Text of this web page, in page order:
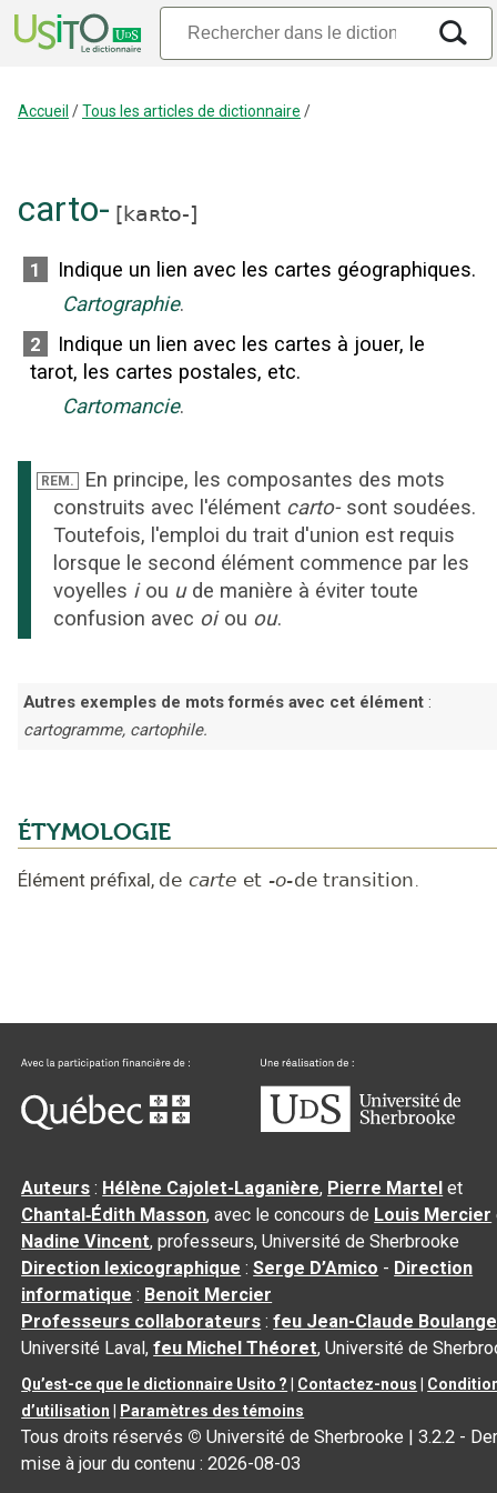
Accueil /Tous les articles de dictionnaire /
carto- [kaʀto-]
1
Indique un lien avec les cartes géographiques.
Cartographie.
2
Indique un lien avec les cartes à jouer, le
tarot, les cartes postales, etc.
Cartomancie.
REM.
En principe, les composantes des mots
construits avec l'élément carto- sont soudées.
Toutefois, l'emploi du trait d'union est requis
lorsque le second élément commence par les
voyelles i ou u de manière à éviter toute
confusion avec oi ou ou.
Autres exemples de mots formés avec cet élément :
cartogramme, cartophile.
ÉTYMOLOGIE
Élément préfixal, de carte et -o-de transition.
Auteurs : Hélène Cajolet-Laganière, Pierre Martel et
Chantal‑Édith Masson, avec le concours de Louis Mercier
Nadine Vincent, professeurs, Université de Sherbrooke
Direction lexicographique :Serge D’Amico - Direction
informatique : Benoit Mercier
Professeurs collaborateurs :feu Jean-Claude
Université Laval,feu Michel Théoret, Université de
Qu’est-ce que le dictionnaire Usito ? Contactez-nous
d’utilisation
Paramètres des témoins
Tous droits réservés © Université de Sherbrooke |3.2.2 -
mise à jour du contenu :2026-08-03